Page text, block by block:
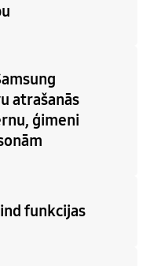
atrašanās
ģimeni
funkcijas